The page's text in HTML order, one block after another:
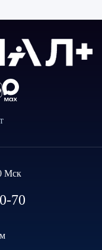
Мск
70